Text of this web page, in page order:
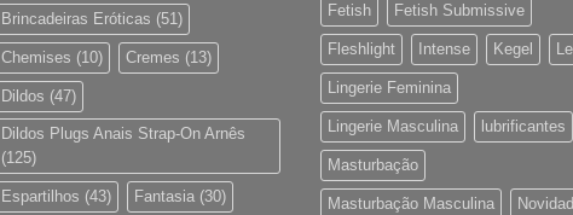
Brincadeiras Eróticas (51)
Chemises (10) Cremes (13)
Dildos (47)
Dildos Plugs Anais Strap-On Arnês
(125)
Espartilhos (43) Fantasia (30)
Fetish Fetish Submissive
Fleshlight Intense Kegel
Lingerie Feminina
Lingerie Masculina lubrificantes
Masturbação
Masturbação Masculina